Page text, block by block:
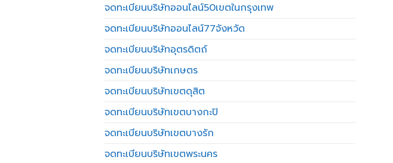
จดทะเบียนบริษัทออนไลน์50เขตในกรุงเทพ
จดทะเบียนบริษัทออนไลน์77จังหวัด
จดทะเบียนบริษัทอุตรดิตถ์
จดทะเบียนบริษัทเกษตร
จดทะเบียนบริษัทเขตดุสิต
จดทะเบียนบริษัทเขตบางกะปิ
จดทะเบียนบริษัทเขตบางรัก
จดทะเบียนบริษัทเขตพระนคร